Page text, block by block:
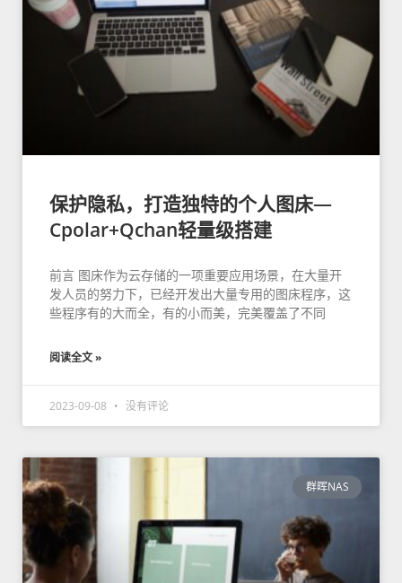
保护隐私，打造独特的个人图床—
Cpolar+Qchan轻量级搭建
前言 图床作为云存储的一项重要应用场景，在大量开
发人员的努力下，已经开发出大量专用的图床程序，这
些程序有的大而全，有的小而美，完美覆盖了不同
阅读全文 »
2023-09-08 没有评论
群晖NAS